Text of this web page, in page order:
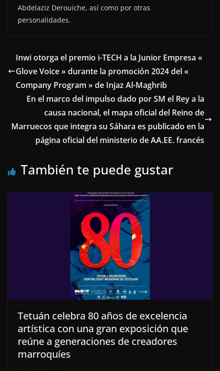
Abdelaziz Derouiche, así como por otras
personalidades.
Inwi otorga el premio i-TECH a la Junior Empresa «
Glove Voice » durante la promoción 2024 del «
Company Program » de Injaz Al-Maghrib
En el marco del impulso dado por SM el Rey a la
causa nacional, el mapa oficial del Reino de
Marruecos que integra su Sáhara es publicado en la
página oficial del ministerio de AA.EE. francés
También te puede gustar
Tetuán celebra 80 años de excelencia
artística con una gran exposición que
reúne a generaciones de creadores
marroquíes